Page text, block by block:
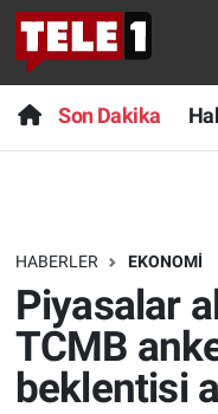
Son Dakika
HABERLER EKONOMI
Piyasalar
TCMB
beklentisi
Anında Manşet
Başka Sohbetler
Bilim turu
Bilim ve
Doğa Konuşuyor
Son Dakika
Haber
Dünya
Teknoloji
Sağlık
Nöbetçi
Hava Durumu
Trafik Durumu
Süper Lig Puan
Tüm Manşetler